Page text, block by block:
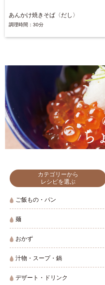
あんかけ焼きそば〈だし〉
調理時間：30分